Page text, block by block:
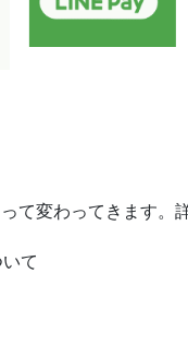
て変わってきます。
て